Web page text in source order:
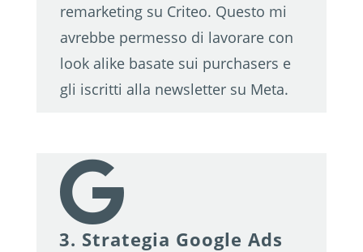
remarketing su Criteo. Questo mi
avrebbe permesso di lavorare con
look alike basate sui purchasers e
gli iscritti alla newsletter su Meta.

3. Strategia Google Ads